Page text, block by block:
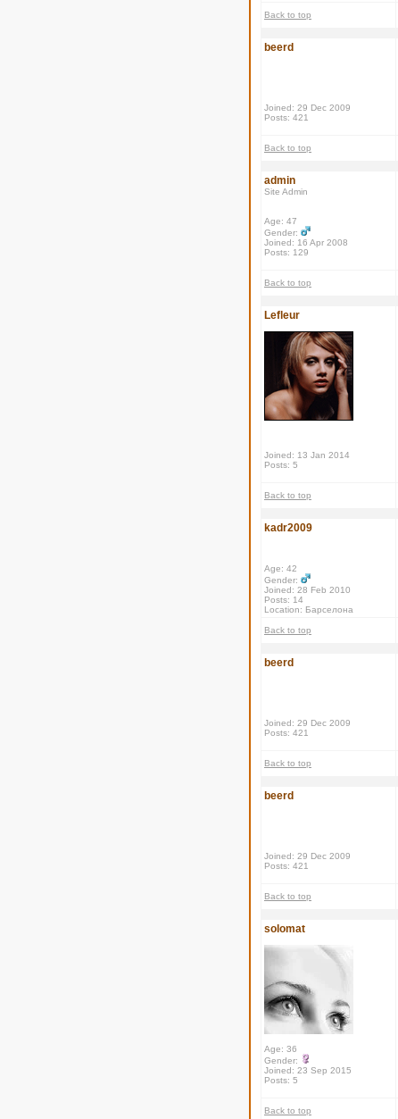
Back to top
beerd
Joined: 29 Dec 2009
Posts: 421
Back to top
admin
Site Admin
Age: 47
Gender:
Joined: 16 Apr 2008
Posts: 129
Back to top
Lefleur
Joined: 13 Jan 2014
Posts: 5
Back to top
kadr2009
Age: 42
Gender:
Joined: 28 Feb 2010
Posts: 14
Location: Барселона
Back to top
beerd
Joined: 29 Dec 2009
Posts: 421
Back to top
beerd
Joined: 29 Dec 2009
Posts: 421
Back to top
solomat
Age: 36
Gender:
Joined: 23 Sep 2015
Posts: 5
Back to top